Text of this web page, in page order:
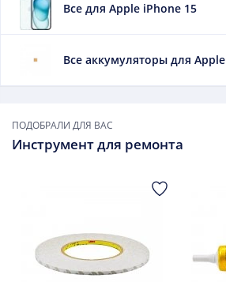
телефон без дозарядки.
он быстро выдыхается;
сильно нагревается при
В дальнейшем использовать такой
Все для Apple iPhone 15
Все аккумуляторы для
ПОДОБРАЛИ ДЛЯ ВАС
Инструмент для ремонта